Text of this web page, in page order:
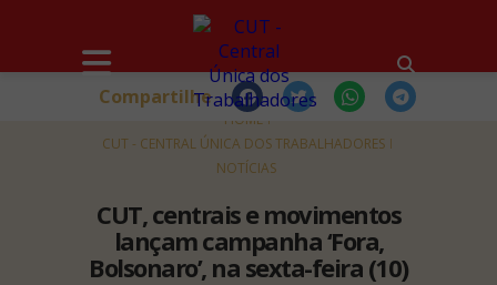
HOME
CUT - CENTRAL ÚNICA DOS TRABALHADORES
NOTÍCIAS
CUT, centrais e movimentos
lançam campanha ‘Fora,
Bolsonaro’, na sexta-feira (10)
Compartilhe